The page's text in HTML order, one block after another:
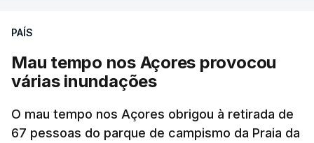
PAÍS
Mau tempo nos Açores provocou
várias inundações
O mau tempo nos Açores obrigou à retirada de
67 pessoas do parque de campismo da Praia da